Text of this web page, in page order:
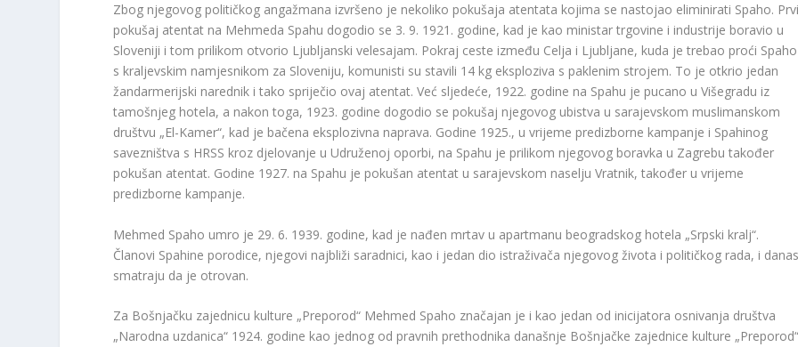
Zbog njegovog političkog angažmana izvršeno je nekoliko pokušaja atentata kojima se nastojao eliminirati Spaho.
pokušaj atentat na Mehmeda Spahu dogodio se 3. 9. 1921. godine, kad je kao ministar trgovine i industrije boravio u
Sloveniji i tom prilikom otvorio Ljubljanski velesajam. Pokraj ceste između Celja i Ljubljane, kuda je trebao proći Spaho
s kraljevskim namjesnikom za Sloveniju, komunisti su stavili 14 kg eksploziva s paklenim strojem. To je otkrio jedan
žandarmerijski narednik i tako spriječio ovaj atentat. Već sljedeće, 1922. godine na Spahu je pucano u Višegradu iz
tamošnjeg hotela, a nakon toga, 1923. godine dogodio se pokušaj njegovog ubistva u sarajevskom muslimanskom
društvu „El-Kamer“, kad je bačena eksplozivna naprava. Godine 1925., u vrijeme predizborne kampanje i Spahinog
savezništva s HRSS kroz djelovanje u Udruženoj oporbi, na Spahu je prilikom njegovog boravka u Zagrebu također
pokušan atentat. Godine 1927. na Spahu je pokušan atentat u sarajevskom naselju Vratnik, također u vrijeme
predizborne kampanje.
Mehmed Spaho umro je 29. 6. 1939. godine, kad je nađen mrtav u apartmanu beogradskog hotela „Srpski kralj“.
Članovi Spahine porodice, njegovi najbliži saradnici, kao i jedan dio istraživača njegovog života i političkog rada, i
smatraju da je otrovan.
Za Bošnjačku zajednicu kulture „Preporod“ Mehmed Spaho značajan je i kao jedan od inicijatora osnivanja društva
„Narodna uzdanica“ 1924. godine kao jednog od pravnih prethodnika današnje Bošnjačke zajednice kulture